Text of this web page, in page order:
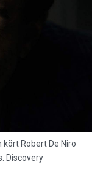
kört Robert De Niro
Discovery